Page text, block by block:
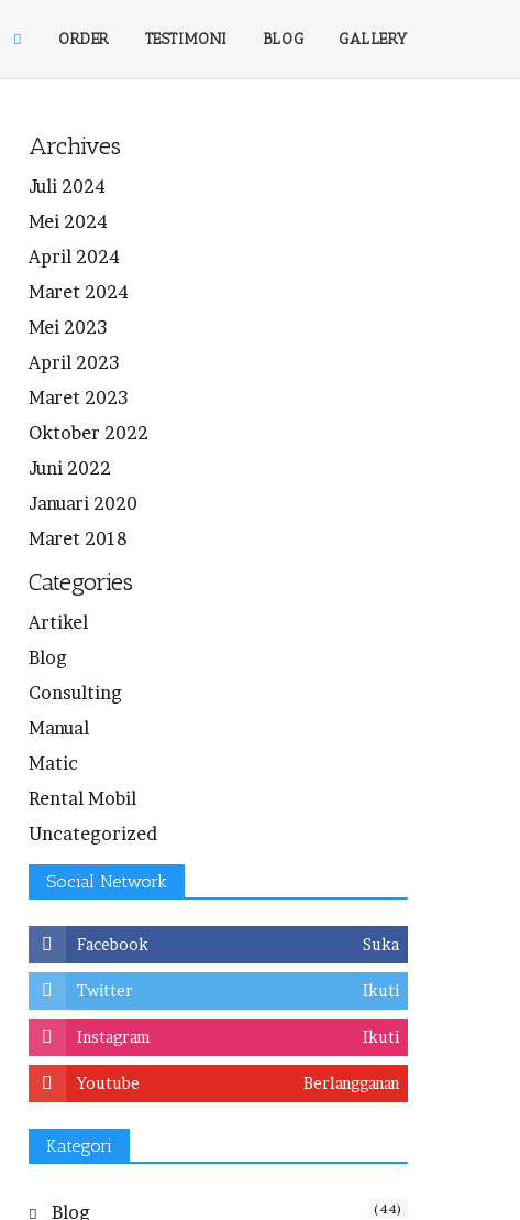
ORDER TESTIMONI BLOG GALLERY
Archives
Juli 2024
Mei 2024
April 2024
Maret 2024
Mei 2023
April 2023
Maret 2023
Oktober 2022
Juni 2022
Januari 2020
Maret 2018
Categories
Artikel
Blog
Consulting
Manual
Matic
Rental Mobil
Uncategorized
Social Network
Facebook Suka
Twitter Ikuti
Instagram Ikuti
Youtube Berlangganan
Kategori
Blog (44)